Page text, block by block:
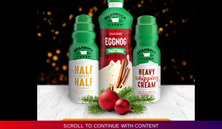
SCROLL TO CONTINUE WITH CONTENT